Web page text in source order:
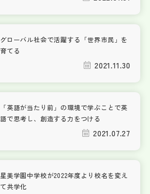
グローバル社会で活躍する「世界市民」を
育てる
2021.11.30
「英語が当たり前」の環境で学ぶことで英
語で思考し、創造する力をつける
2021.07.27
星美学園中学校が2022年度より校名を変え
て共学化